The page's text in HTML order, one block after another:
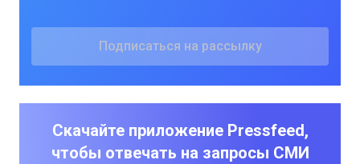
Скачайте приложение Pressfeed,
чтобы отвечать на запросы СМИ